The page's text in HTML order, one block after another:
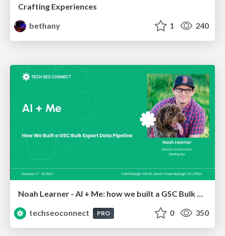
Crafting Experiences
bethany
1 240
Noah Learner - AI + Me: how we built a GSC Bulk Export data pipeline
techseoconnect
PRO 0 350